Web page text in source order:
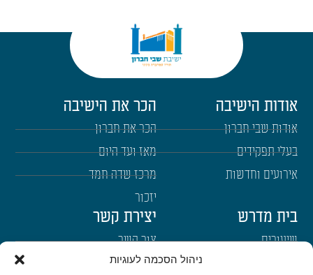
ניהול הסכמה לעוגיות
אודות הישיבה
אודות שבי חברון
בעלי תפקידים
אירועים וחדשות
הכר את הישיבה
הכר את חברון
מאז ועד היום
מרכז שדה חמד
יזכור
בית מדרש
שיעורים
יצירת קשר
צור קשר
הרשמה לשבו"ש